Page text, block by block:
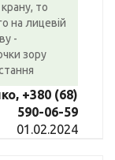
то
на лицевій
-
зору
+380 (68)
590-06-59
01.02.2024